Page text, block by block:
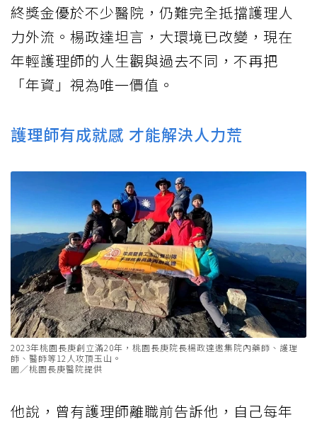
終獎金優於不少醫院，仍難完全抵擋護理人
力外流。楊政達坦言，大環境已改變，現在
年輕護理師的人生觀與過去不同，不再把
「年資」視為唯一價值。
護理師有成就感 才能解決人力荒
2023年桃園長庚創立滿20年，桃園長庚院長楊政達邀集院內藥師、護理
師、醫師等12人攻頂玉山。
圖／桃園長庚醫院提供
他說，曾有護理師離職前告訴他，自己每年